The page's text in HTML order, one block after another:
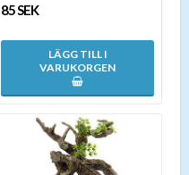
85 SEK
LÄGG TILL I
VARUKORGEN